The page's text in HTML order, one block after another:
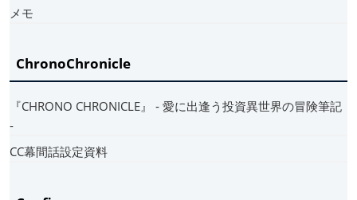
メモ
ChronoChronicle
『CHRONO CHRONICLE』 ‐ 愛に出逢う投資異世界の冒険筆記
‐
CC幕間話設定資料